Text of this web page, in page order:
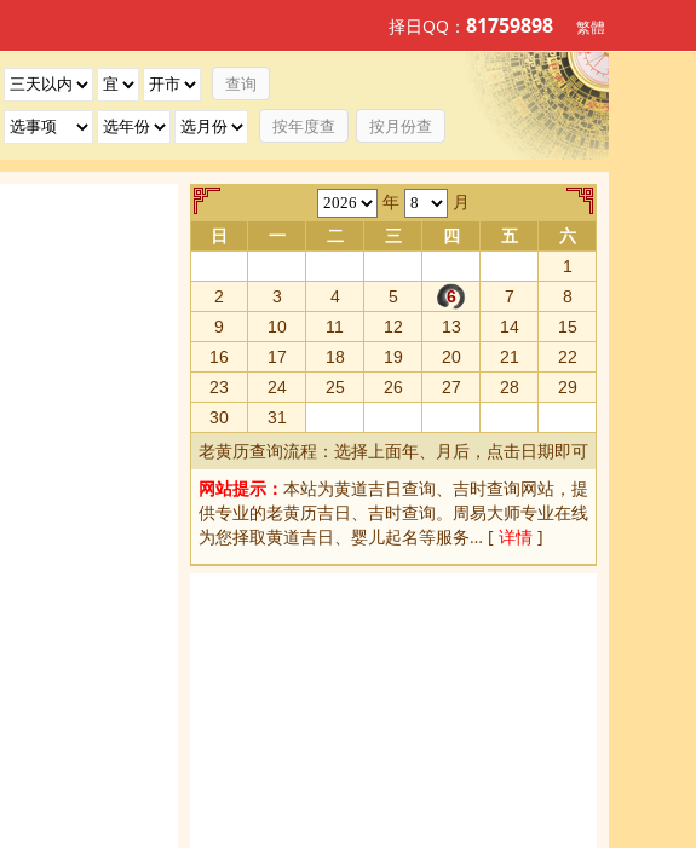
按年度查 按月份查
择日QQ： 81759898 繁體
年 月
日 一 二 三 四 五
六
1
2
3 4 5 6 7
8
9
10 11 12 13 14
15
16
17 18 19 20 21
22
23
24 25 26 27 28
29
30
31
老黄历查询流程：选择上面年、月后，点击日期即可
网站提示： 本站为黄道吉日查询、 吉时查询网站，提
供专业的老黄历吉日、吉时查询。周易大师专业在线
为您择取黄道吉日、婴儿起名等服务… [ 详情 ]